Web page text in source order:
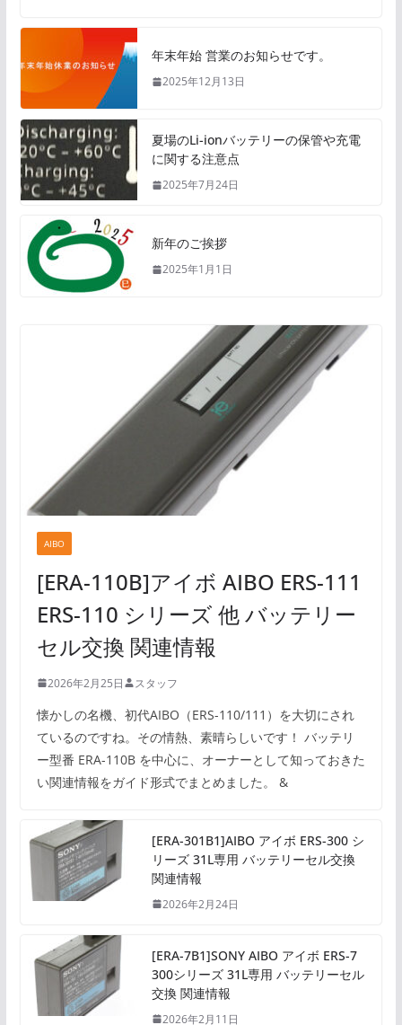
年末年始 営業のお知らせです。
2025年12月13日
夏場のLi-ionバッテリーの保管や充電
に関する注意点
2025年7月24日
新年のご挨拶
2025年1月1日
AIBO
[ERA-110B]アイボ AIBO ERS-111
ERS-110 シリーズ 他 バッテリー
セル交換 関連情報
2026年2月25日 スタッフ
懐かしの名機、初代AIBO（ERS-110/111）を大切にされ
ているのですね。その情熱、素晴らしいです！ バッテリ
ー型番 ERA-110B を中心に、オーナーとして知っておきた
い関連情報をガイド形式でまとめました。 &
[ERA-301B1]AIBO アイボ ERS-300 シ
リーズ 31L専用 バッテリーセル交換
関連情報
2026年2月24日
[ERA-7B1]SONY AIBO アイボ ERS-7
300シリーズ 31L専用 バッテリーセル
交換 関連情報
2026年2月11日